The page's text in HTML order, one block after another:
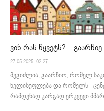
ვინ რას წყვეტს? –
27.05.2025. 02:27
შეგიძლია, გაარჩიო, რომელ
ხელისუფლება და რომელს -
რამდენად კარგად ერკვევი